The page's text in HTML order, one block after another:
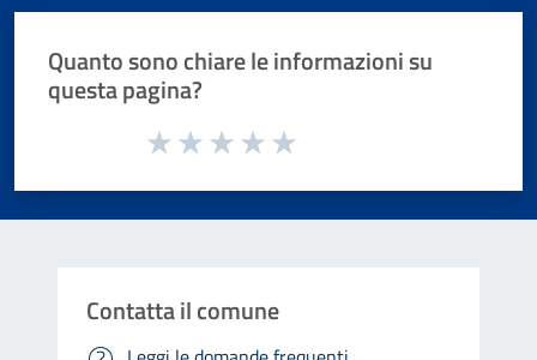
Quanto sono chiare le informazioni su
questa pagina?
Valuta da 1 a 5 stelle la pagina
Contatta il comune